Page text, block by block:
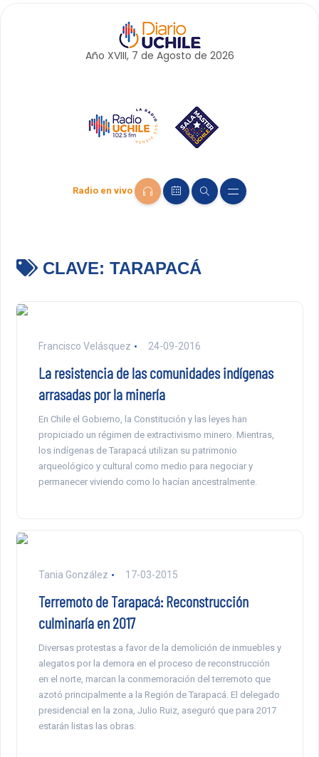
Año XVIII, 7 de Agosto de 2026
Radio en vivo
CLAVE: TARAPACÁ
Francisco Velásquez 24-09-2016
La resistencia de las comunidades indígenas
arrasadas por la minería
En Chile el Gobierno, la Constitución y las leyes han
propiciado un régimen de extractivismo minero. Mientras,
los indígenas de Tarapacá utilizan su patrimonio
arqueológico y cultural como medio para negociar y
permanecer viviendo como lo hacían ancestralmente.
Tania González 17-03-2015
Terremoto de Tarapacá: Reconstrucción
culminaría en 2017
Diversas protestas a favor de la demolición de inmuebles y
alegatos por la demora en el proceso de reconstrucción
en el norte, marcan la conmemoración del terremoto que
azotó principalmente a la Región de Tarapacá. El delegado
presidencial en la zona, Julio Ruiz, aseguró que para 2017
estarán listas las obras.